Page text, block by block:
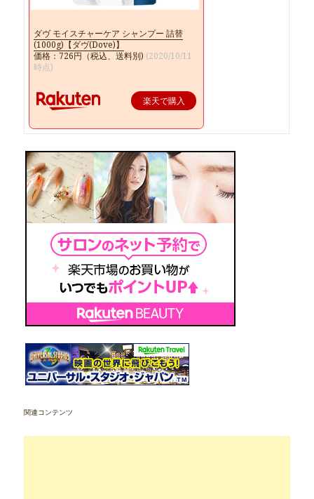
ダヴ モイスチャーケア シャンプー 詰替
(1000g)【ダヴ(Dove)】
価格：726円（税込、送料別) (2020/10/11
時点)
楽天で購入
関連コンテンツ